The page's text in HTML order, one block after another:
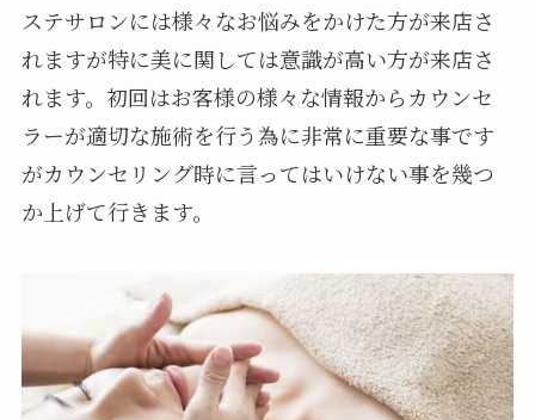
ステサロンには様々なお悩みをかけた方が来店さ
れますが特に美に関しては意識が高い方が来店さ
れます。初回はお客様の様々な情報からカウンセ
ラーが適切な施術を行う為に非常に重要な事です
がカウンセリング時に言ってはいけない事を幾つ
か上げて行きます。